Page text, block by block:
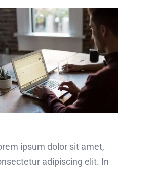
ipsum dolor sit amet,
adipiscing elit. In